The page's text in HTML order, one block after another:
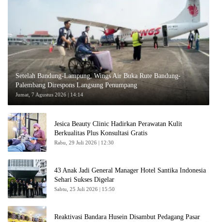
Setelah Bandung-Lampung, Wings Air Buka Rute Bandung-
Palembang Direspons Langsung Penumpang
Jumat, 7 Agustus 2026 | 14:14
Jesica Beauty Clinic Hadirkan Perawatan Kulit
Berkualitas Plus Konsultasi Gratis
Rabu, 29 Juli 2026 | 12:30
43 Anak Jadi General Manager Hotel Santika Indonesia
Sehari Sukses Digelar
Sabtu, 25 Juli 2026 | 15:50
Reaktivasi Bandara Husein Disambut Pedagang Pasar